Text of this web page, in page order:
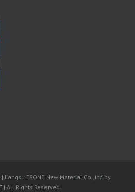
Jiangsu ESONE New Material Co.,Ltd by
| All Rights Reserved